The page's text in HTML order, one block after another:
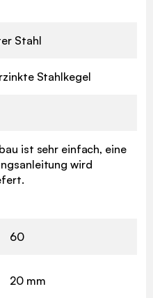
Stahl
Stahlkegel
ist sehr einfach, eine
wird
60
20 mm